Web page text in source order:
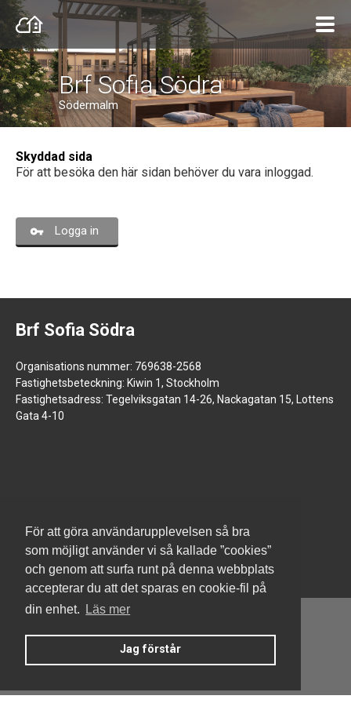
För att göra användarupplevelsen så bra
som möjligt använder vi så kallade ”cookies”
och genom att surfa runt på denna webbplats
accepterar du att det sparas en cookie-fil på
din enhet.
Läs mer
Jag förstår
Brf Sofia Södra
Södermalm
Skyddad sida
För att besöka den här sidan behöver du vara inloggad.
Logga in
Brf Sofia Södra
Organisations nummer: 769638-2568
Fastighetsbeteckning: Kiwin 1, Stockholm
Fastighetsadress: Tegelviksgatan 14-26, Nackagatan 15, Lottens
Gata 4-10
Denna hemsida är byggd med Smart Brf ®